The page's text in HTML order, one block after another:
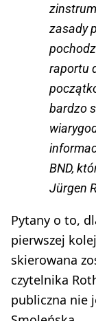
zasady
raportu
bardzo
BND,
Jürgen
Pytany o to,
pierwszej
skierowana
czytelnika
publiczna nie